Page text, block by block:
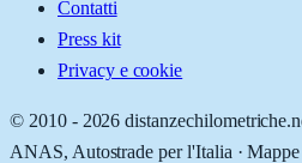
Contatti
Press kit
Privacy e cookie
© 2010 - 2026
ANAS, Autostrade per l'Italia ·